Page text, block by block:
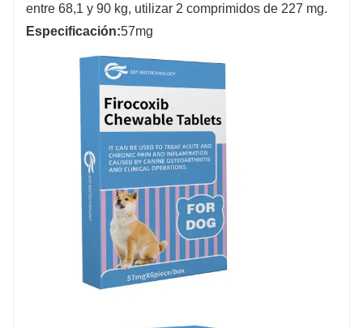
entre 68,1 y 90 kg, utilizar 2 comprimidos de 227 mg.
Especificación:57mg